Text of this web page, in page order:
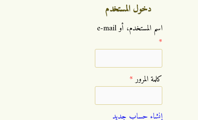
دخول المستخدم
‏اسم المستخدم، أو e-mail
*
‏كلمة المرور ‏*
إنشاء حساب جديد